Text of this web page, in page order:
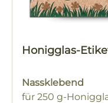
Honigglas-
Nassklebend
für 250 g-